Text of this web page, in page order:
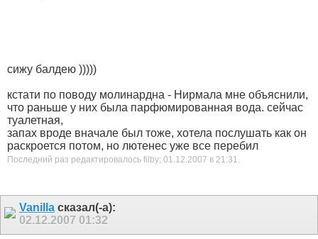
сижу балдею )))))
кстати по поводу молинардна - Нирмала мне объяснили,
что раньше у них была парфюмированная вода. сейчас
туалетная,
запах вроде вначале был тоже, хотела послушать как он
раскроется потом, но лютенес уже все перебил
Последний раз редактировалось filby; 01.12.2007 в 21:31.
Vanilla сказал(-а):
02.12.2007 01:32